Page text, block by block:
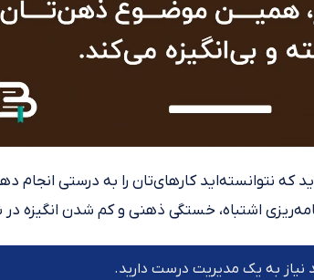
نتوانسته‌اید کارهای‌تان را به درستی انجام
اشتباه، خستگی ذهنی و کم شدن انگیزه
نیاز به یک مدیریت درست دارید.